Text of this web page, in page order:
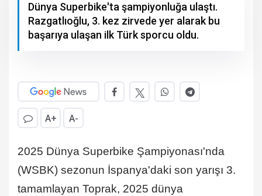
Dünya Superbike'ta şampiyonluğa ulaştı.
Razgatlıoğlu, 3. kez zirvede yer alarak bu
başarıya ulaşan ilk Türk sporcu oldu.
A+ A-
2025 Dünya Superbike Şampiyonası'nda
(WSBK) sezonun İspanya'daki son yarışı 3.
tamamlayan Toprak, 2025 dünya